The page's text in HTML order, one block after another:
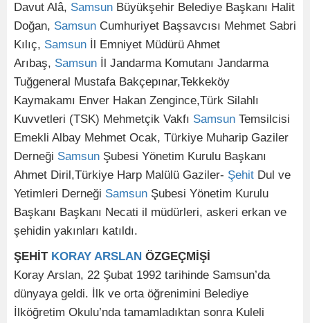
Davut Alâ, Samsun Büyükşehir Belediye Başkanı Halit
Doğan, Samsun Cumhuriyet Başsavcısı Mehmet Sabri
Kılıç, Samsun İl Emniyet Müdürü Ahmet
Arıbaş, Samsun İl Jandarma Komutanı Jandarma
Tuğgeneral Mustafa Bakçepınar,Tekkeköy
Kaymakamı Enver Hakan Zengince,Türk Silahlı
Kuvvetleri (TSK) Mehmetçik Vakfı Samsun Temsilcisi
Emekli Albay Mehmet Ocak, Türkiye Muharip Gaziler
Derneği Samsun Şubesi Yönetim Kurulu Başkanı
Ahmet Diril,Türkiye Harp Malülü Gaziler- Şehit Dul ve
Yetimleri Derneği Samsun Şubesi Yönetim Kurulu
Başkanı Başkanı Necati il müdürleri, askeri erkan ve
şehidin yakınları katıldı.
ŞEHİT KORAY ARSLAN ÖZGEÇMİŞİ
Koray Arslan, 22 Şubat 1992 tarihinde Samsun’da
dünyaya geldi. İlk ve orta öğrenimini Belediye
İlköğretim Okulu’nda tamamladıktan sonra Kuleli